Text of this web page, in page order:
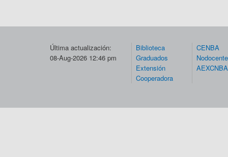
Última actualización:
08-Aug-2026 12:46 pm
Biblioteca
Graduados
Extensión
Cooperadora
CENBA
AEXCNBA